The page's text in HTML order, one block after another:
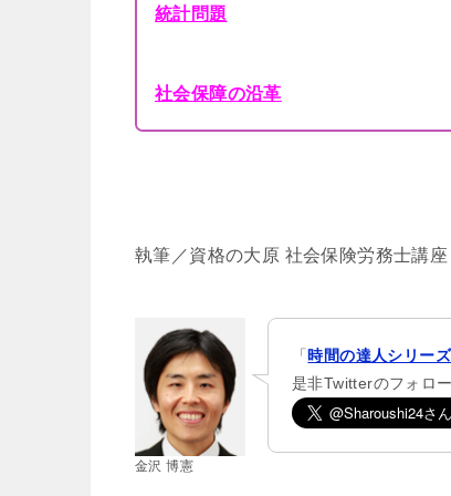
統計問題
社会保障の沿革
執筆／資格の大原 社会保険労務士講座
金沢 博憲
「時間の達人シリー
是非Twitterのフォロ